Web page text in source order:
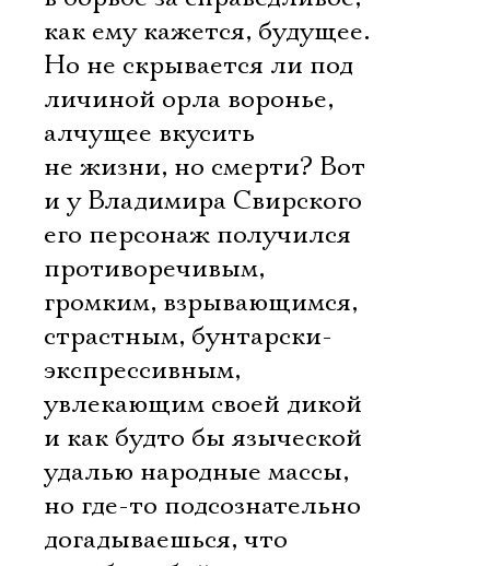
как ему кажется, будущее.
Но не скрывается ли под
личиной орла воронье,
алчущее вкусить
не жизни, но смерти? Вот
и у Владимира Свирского
его персонаж получился
противоречивым,
громким, взрывающимся,
страстным, бунтарски-
экспрессивным,
увлекающим своей дикой
и как будто бы языческой
удалью народные массы,
но где-то подсознательно
догадываешься, что